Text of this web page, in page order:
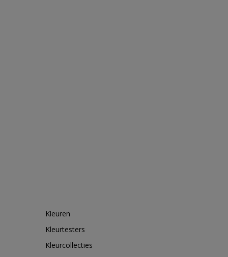
Kleuren
Kleurtesters
Kleurcollecties